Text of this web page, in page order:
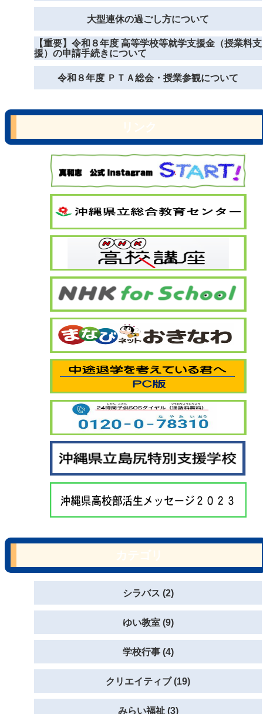
大型連休の過ごし方について
【重要】令和８年度 高等学校等就学支援金（授業料支
援）の申請手続きについて
令和８年度 ＰＴＡ総会・授業参観について
シラバス (2)
ゆい教室 (9)
学校行事 (4)
クリエイティブ (19)
みらい福祉 (3)